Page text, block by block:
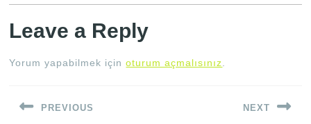
Leave a Reply
Yorum yapabilmek içinoturum açmalısınız.
gezinmesi
PREVIOUS NEXT